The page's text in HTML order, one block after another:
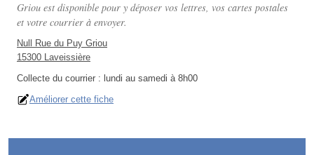
Griou est disponible pour y déposer vos lettres, vos cartes postales
et votre courrier à envoyer.
Null Rue du Puy Griou
15300 Laveissière
Collecte du courrier : lundi au samedi à 8h00
Améliorer cette fiche